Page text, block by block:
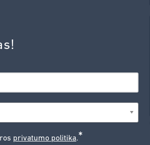
privatumo politika.*